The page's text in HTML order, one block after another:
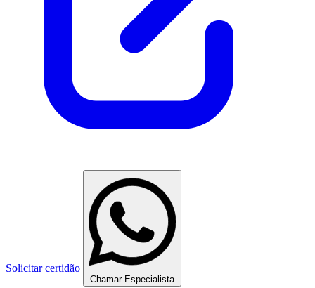
Solicitar certidão
Chamar Especialista